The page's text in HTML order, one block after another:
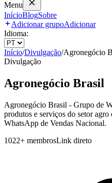
Menu
InícioBlogSobre
Adicionar grupoAdicionar
Idioma:
Início/Divulgação/Agronegócio
Divulgação
Agronegócio Brasil
Agronegócio Brasil - Grupo de
produtos e serviços do setor
WhatsApp de Vendas Nacional.
1022+ membrosLink direto